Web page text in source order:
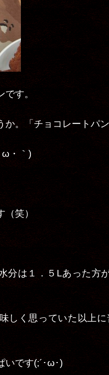
です。
か。「チョコレートパ
ω・｀)
（笑）
分は１．５Lあった方
しく思っていた以上
いです(;´･ω･)